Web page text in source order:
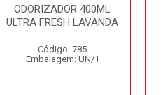
ODORIZADOR 400ML
ULTRA FRESH LAVANDA
Código: 785
Embalagem: UN/1